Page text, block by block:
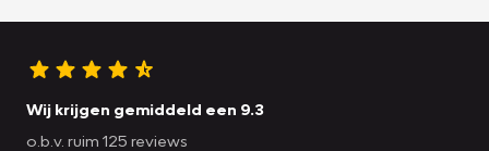
Wij krijgen gemiddeld een 9.3
o.b.v. ruim 125 reviews